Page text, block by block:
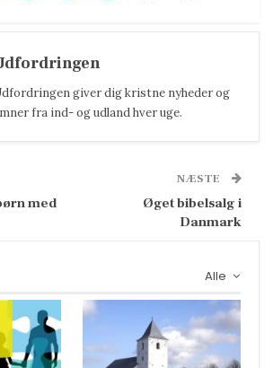
giver dig kristne nyheder og
fra ind- og udland hver uge.
med
NÆSTE
Øget bibelsalg i
Danmark
Alle